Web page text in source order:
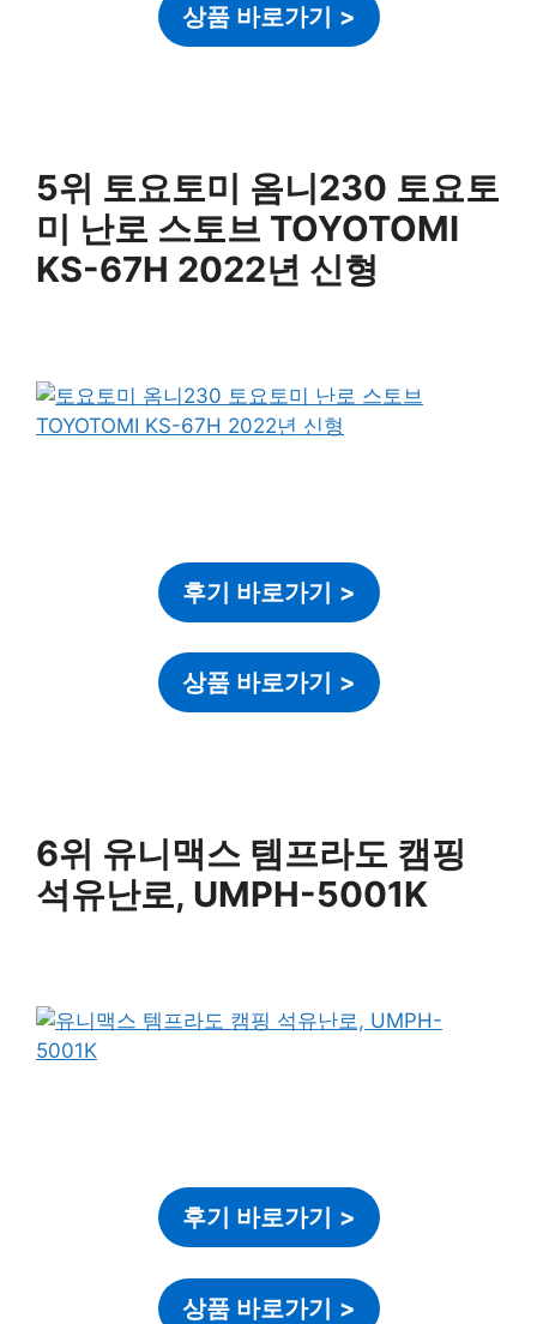
상품 바로가기 >
5위 토요토미 옴니230 토요토
미 난로 스토브 TOYOTOMI
KS-67H 2022년 신형
후기 바로가기 >
상품 바로가기 >
6위 유니맥스 템프라도 캠핑
석유난로, UMPH-5001K
후기 바로가기 >
상품 바로가기 >